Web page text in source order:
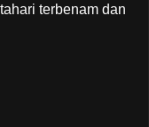
terbenam dan